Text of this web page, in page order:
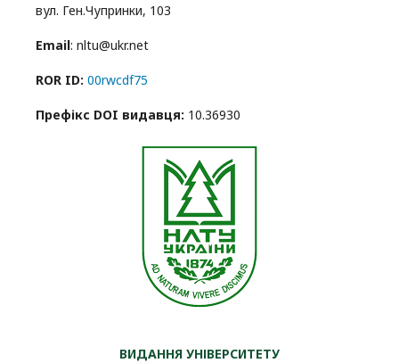
вул. Ген.Чупринки, 103
Email: nltu@ukr.net
ROR ID: 00rwcdf75
Префікс DOI видавця: 10.36930
ВИДАННЯ УНІВЕРСИТЕТУ